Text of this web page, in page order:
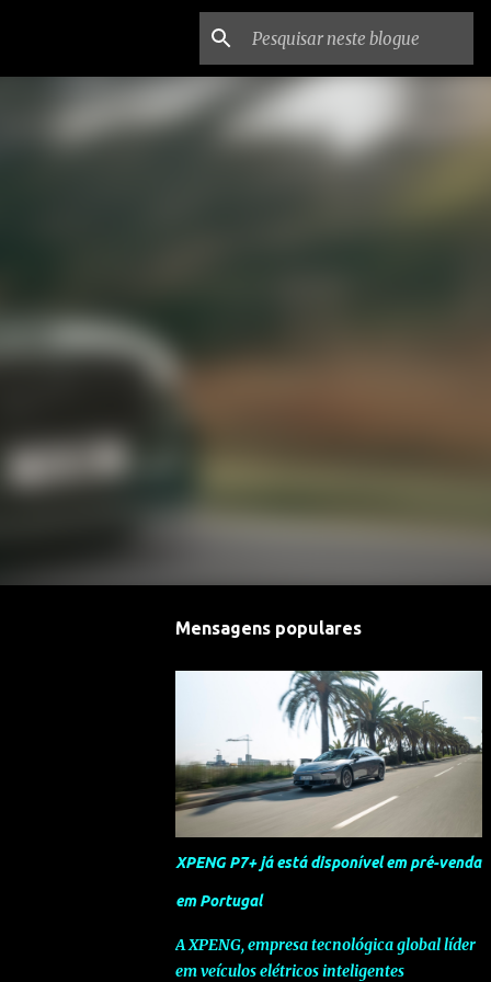
Mensagens populares
XPENG P7+ já está disponível em pré-venda
em Portugal
A XPENG, empresa tecnológica global líder
em veículos elétricos inteligentes